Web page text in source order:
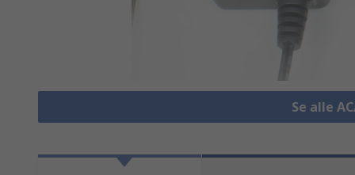
Se alle